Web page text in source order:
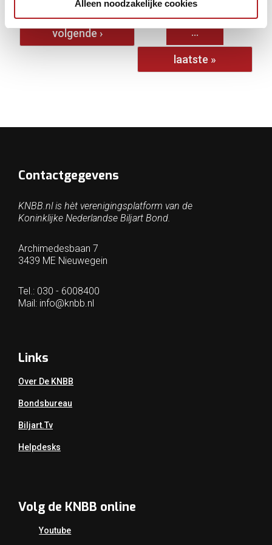
Alleen noodzakelijke cookies
3 4 5 6 7
…
volgende ›
laatste »
Contactgegevens
KNBB.nl is hèt verenigingsplatform van de
Koninklijke Nederlandse Biljart Bond.
Archimedesbaan 7
3439 ME Nieuwegein
Tel.: 030 - 6008400
Mail: info@knbb.nl
Links
Over De KNBB
Bondsbureau
Biljart.tv
Helpdesks
Volg de KNBB online
Youtube